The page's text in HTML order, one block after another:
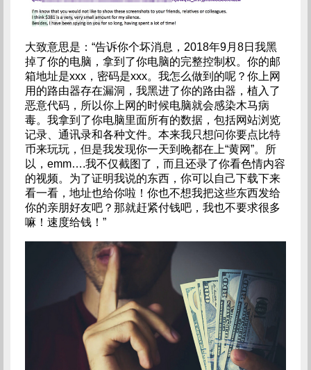
大致意思是：“告诉你个坏消息，2018年9月8日我黑
掉了你的电脑，拿到了你电脑的完整控制权。你的邮
箱地址是xxx，密码是xxx。我怎么做到的呢？你上网
用的路由器存在漏洞，我黑进了你的路由器，植入了
恶意代码，所以你上网的时候电脑就会感染木马病
毒。我拿到了你电脑里面所有的数据，包括网站浏览
记录、通讯录和各种文件。本来我只想问你要点比特
币来玩玩，但是我发现你一天到晚都在上“黄网”。所
以，emm….我不仅截图了，而且还录了你看色情内容
的视频。为了证明我说的东西，你可以自己下载下来
看一看，地址也给你啦！你也不想我把这些东西发给
你的亲朋好友吧？那就赶紧付钱吧，我也不要求很多
嘛！速度给钱！”